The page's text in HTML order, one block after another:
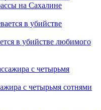
на Сахалине
в убийстве любимого
с четырьмя сотнями